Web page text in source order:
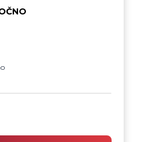
natančne in čiste tiske.